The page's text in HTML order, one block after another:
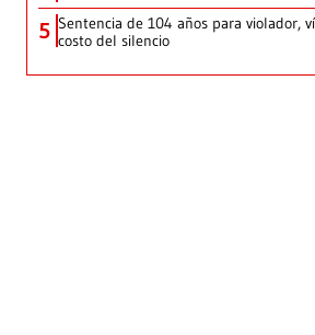
5 Sentencia de 104 años para violador,
costo del silencio